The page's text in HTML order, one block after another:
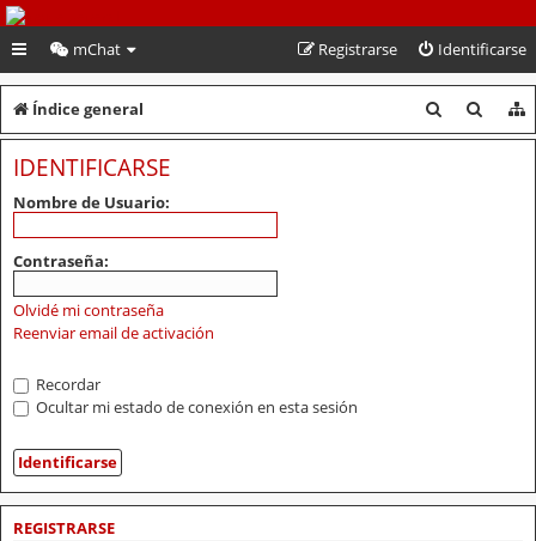
PeruVoley.com
mChat Identificarse
Registrarse
Índice general
u
u
IDENTIFICARSE
Nombre de Usuario:
Contraseña:
Olvidé mi contraseña
Reenviar email de activación
Recordar
Ocultar mi estado de conexión en esta sesión
REGISTRARSE